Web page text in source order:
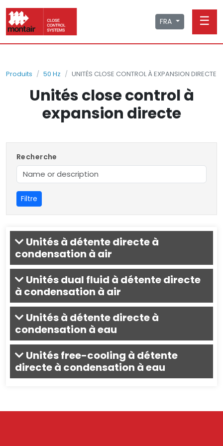
FRA ☰
Produits 50 Hz UNITÉS CLOSE CONTROL À EXPANSION DIRECTE
Unités close control à
expansion directe
Recherche
Filtre
Unités à détente directe à
condensation à air
Unités dual fluid à détente directe
à condensation à air
Unités à détente directe à
condensation à eau
Unités free-cooling à détente
directe à condensation à eau